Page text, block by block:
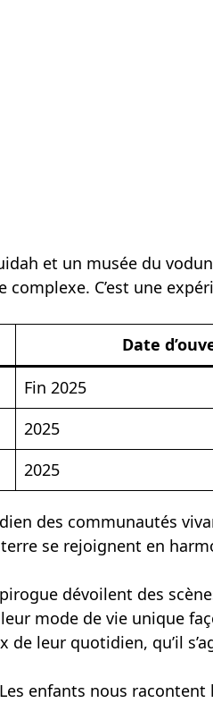
et un musée du
C’est une
Date
Fin 2025
2025
2025
des communautés
se rejoignent en
dévoilent des
mode de vie unique
leur quotidien, qu’il
enfants nous